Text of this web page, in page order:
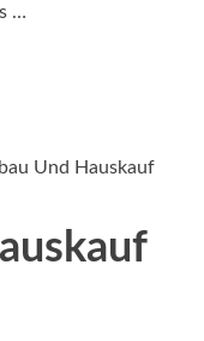
…
Und Hauskauf